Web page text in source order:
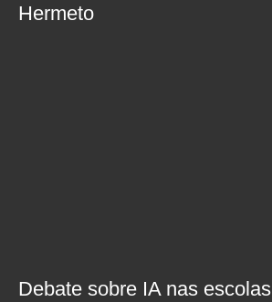
Hermeto
Debate sobre IA nas escolas